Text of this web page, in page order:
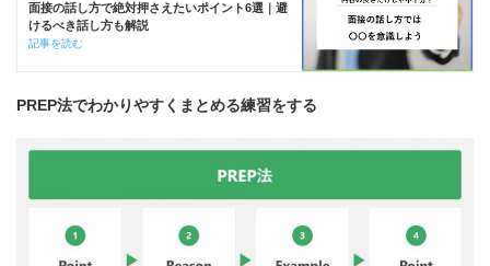
面接の話し方で絶対押さえたいポイント6選｜避
けるべき話し方も解説
記事を読む
PREP法でわかりやすくまとめる練習をする